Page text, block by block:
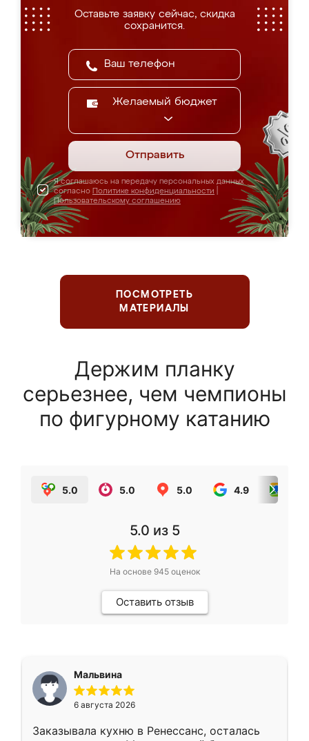
Оставьте заявку сейчас, скидка
сохранится.
Желаемый бюджет
Отправить
Я соглашаюсь на передачу персональных данных
согласно Политике конфиденциальности
Пользовательскому соглашению
ПОСМОТРЕТЬ
МАТЕРИАЛЫ
Держим планку
серьезнее, чем чемпионы
по фигурному катанию
5.0 5.0 5.0 4.9
5.0 из 5
На основе 945оценок
Оставить отзыв
Мальвина
6 августа 2026
Заказывала кухню в Ренессанс, осталась